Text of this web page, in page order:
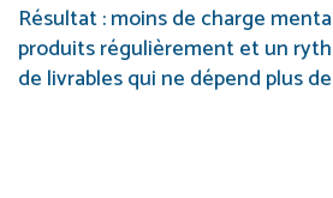
Résultat : moins de charge
produits régulièrement et un
de livrables qui ne dépend plus